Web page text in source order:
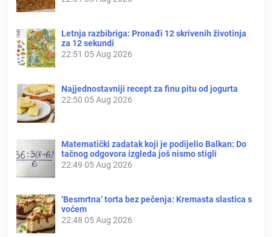
Letnja razbibriga: Pronađi 12 skrivenih životinja
za 12 sekundi
22:51 05 Aug 2026
Najjednostavniji recept za finu pitu od jogurta
22:50 05 Aug 2026
Matematički zadatak koji je podijelio Balkan: Do
tačnog odgovora izgleda još nismo stigli
22:49 05 Aug 2026
‘Besmrtna’ torta bez pečenja: Kremasta slastica s
voćem
22:48 05 Aug 2026